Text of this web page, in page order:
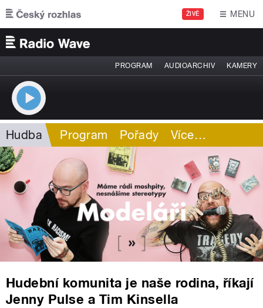
Přejít k hlavnímu obsahu
ŽIVĚ MENU
PROGRAM AUDIOARCHIV KAMERY
Hudba Program Pořady Více…
Hudební komunita je naše rodina, říkají
Jenny Pulse a Tim Kinsella